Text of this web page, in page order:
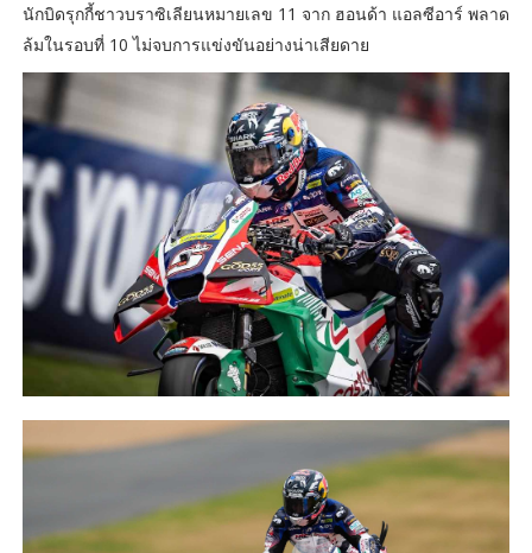
นักบิดรุกกี้ชาวบราซิเลียนหมายเลข 11 จาก ฮอนด้า แอลซีอาร์ พลาด
ล้มในรอบที่ 10 ไม่จบการแข่งขันอย่างน่าเสียดาย